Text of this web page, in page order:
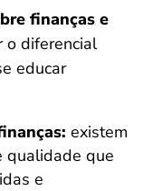
finanças e
o diferencial
educar
existem
qualidade que
e